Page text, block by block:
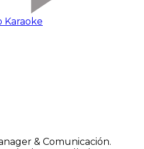
Karaoke
& Comunicación.